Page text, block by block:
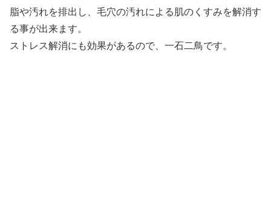
脂や汚れを排出し、毛穴の汚れによる肌のくすみを解消す
る事が出来ます。
ストレス解消にも効果があるので、一石二鳥です。